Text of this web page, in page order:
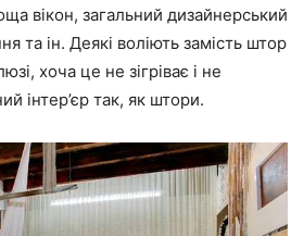
вікон, загальний дизайнерський
та ін. Деякі воліють замість штор
хоча це не зігріває і не
інтер’єр так, як штори.